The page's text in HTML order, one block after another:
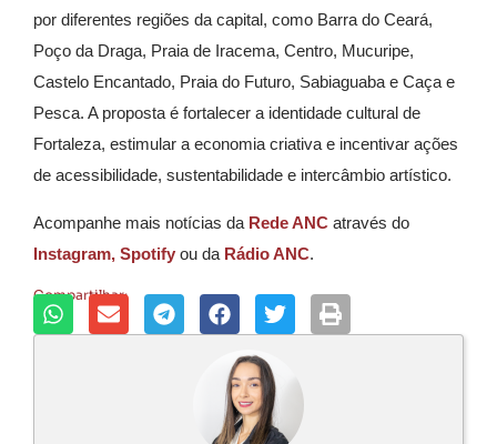
por diferentes regiões da capital, como Barra do Ceará,
Poço da Draga, Praia de Iracema, Centro, Mucuripe,
Castelo Encantado, Praia do Futuro, Sabiaguaba e Caça e
Pesca. A proposta é fortalecer a identidade cultural de
Fortaleza, estimular a economia criativa e incentivar ações
de acessibilidade, sustentabilidade e intercâmbio artístico.
Acompanhe mais notícias da Rede ANC através do
Instagram, Spotify ou da Rádio ANC.
Compartilhar: